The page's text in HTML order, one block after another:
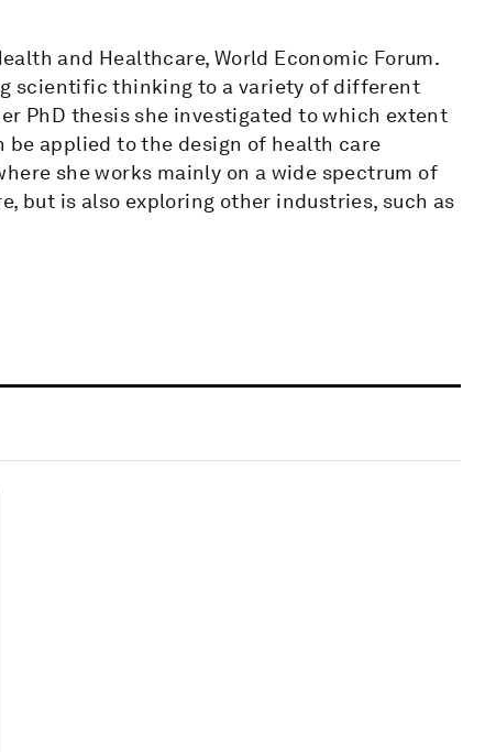
and Healthcare, World Economic Forum.
scientific thinking to a variety of different
PhD thesis she investigated to which extent
applied to the design of health care
she works mainly on a wide spectrum of
but is also exploring other industries, such as